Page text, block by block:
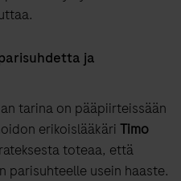
ja
tarina on pääpiirteissään
erikoislääkäri Timo
toteaa, että
parisuhteelle usein haaste.